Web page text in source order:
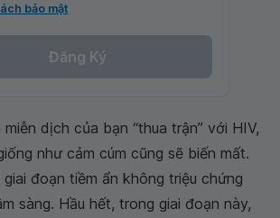
bảo mật
Đăng Ký
dịch của bạn “thua trận” với HIV,
như cảm cúm cũng sẽ biến mất.
đoạn tiềm ẩn không triệu chứng
sàng. Hầu hết, trong giai đoạn này,